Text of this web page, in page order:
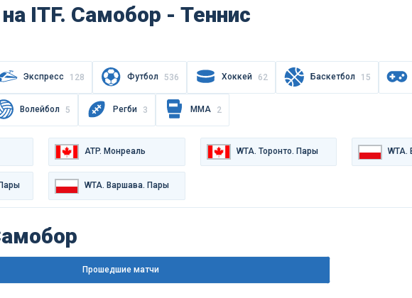
ITF. Самобор - Теннис
Экспресс 128 Футбол 536 Хоккей 62 Баскетбол 15
Волейбол 5 Регби 3 MMA 2
ATP. Монреаль WTA. Торонто. Пары WTA.
WTA. Варшава. Пары
Прошедшие матчи